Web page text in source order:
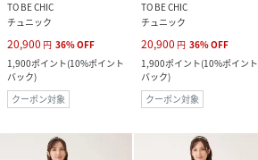
TO BE CHIC
チュニック
20,900 円 36%OFF
1,900ポイント(10%ポイント
バック)
クーポン対象
TO BE CHIC
チュニック
20,900 円 36%OFF
1,900ポイント(10%ポイント
バック)
クーポン対象